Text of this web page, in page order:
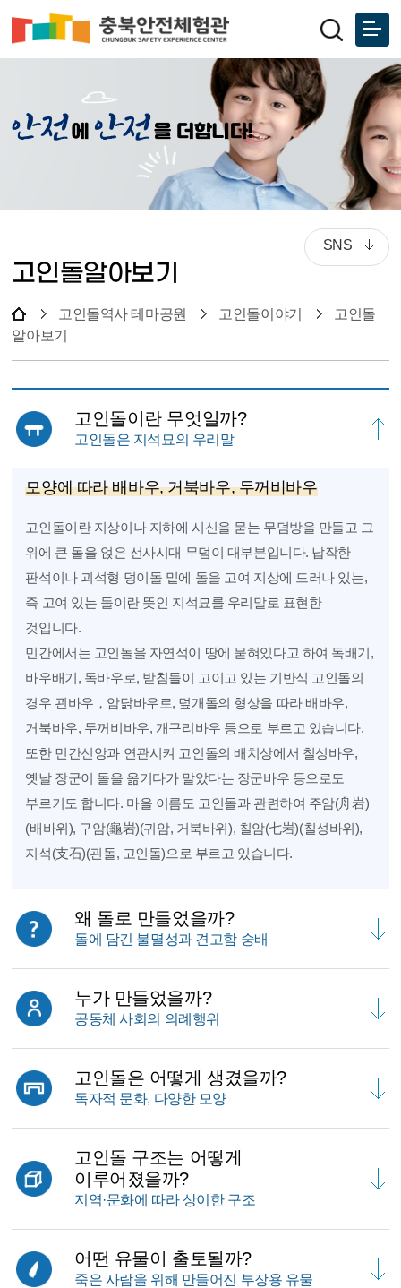
고인돌알아보기
고인돌역사 테마공원 고인돌이야기
고인돌
알아보기
SNS
고인돌이란 무엇일까?
고인돌은 지석묘의 우리말
모양에 따라 배바우, 거북바우, 두꺼비바우
고인돌이란 지상이나 지하에 시신을 묻는 무덤방을 만들고 그
위에 큰 돌을 얹은 선사시대 무덤이 대부분입니다. 납작한
판석이나 괴석형 덩이돌 밑에 돌을 고여 지상에 드러나 있는,
즉 고여 있는 돌이란 뜻인 지석묘를 우리말로 표현한
것입니다.
민간에서는 고인돌을 자연석이 땅에 묻혀있다고 하여 독배기,
바우배기, 독바우로, 받침돌이 고이고 있는 기반식 고인돌의
경우 괸바우，암닭바우로, 덮개돌의 형상을 따라 배바우,
거북바우, 두꺼비바우, 개구리바우 등으로 부르고 있습니다.
또한 민간신앙과 연관시켜 고인돌의 배치상에서 칠성바우,
옛날 장군이 돌을 옮기다가 말았다는 장군바우 등으로도
부르기도 합니다. 마을 이름도 고인돌과 관련하여 주암(舟岩)
(배바위), 구암(龜岩)(귀암, 거북바위), 칠암(七岩)(칠성바위),
지석(支石)(괸돌, 고인돌)으로 부르고 있습니다.
왜 돌로 만들었을까?
돌에 담긴 불멸성과 견고함 숭배
누가 만들었을까?
공동체 사회의 의례행위
고인돌은 어떻게 생겼을까?
독자적 문화, 다양한 모양
고인돌 구조는 어떻게
이루어졌을까?
지역·문화에 따라 상이한 구조
어떤 유물이 출토될까?
죽은 사람을 위해 만들어진 부장용 유물